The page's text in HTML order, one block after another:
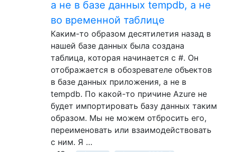
а не в базе данных tempdb, а не
во временной таблице
Каким-то образом десятилетия назад в
нашей базе данных была создана
таблица, которая начинается с #. Он
отображается в обозревателе объектов
в базе данных приложения, а не в
tempdb. По какой-то причине Azure не
будет импортировать базу данных таким
образом. Мы не можем отбросить его,
переименовать или взаимодействовать
с ним. Я …